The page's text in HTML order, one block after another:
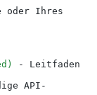
oder Ihres
)
- Leitfaden
API-